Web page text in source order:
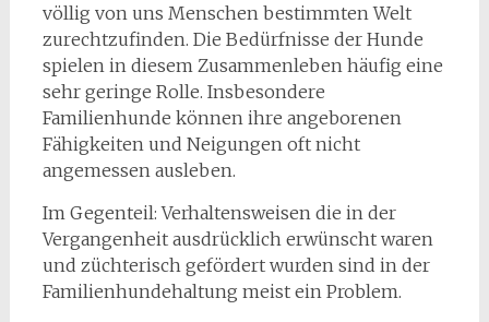
völlig von uns Menschen bestimmten Welt
zurechtzufinden. Die Bedürfnisse der Hunde
spielen in diesem Zusammenleben häufig eine
sehr geringe Rolle. Insbesondere
Familienhunde können ihre angeborenen
Fähigkeiten und Neigungen oft nicht
angemessen ausleben.
Im Gegenteil: Verhaltensweisen die in der
Vergangenheit ausdrücklich erwünscht waren
und züchterisch gefördert wurden sind in der
Familienhundehaltung meist ein Problem.